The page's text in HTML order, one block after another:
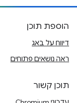
הוספת תוכן
דיווח על באג
ראה נושאים פתוחים
תוכן קשור